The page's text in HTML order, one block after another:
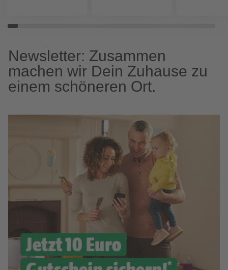
Newsletter: Zusammen
machen wir Dein Zuhause zu
einem schöneren Ort.